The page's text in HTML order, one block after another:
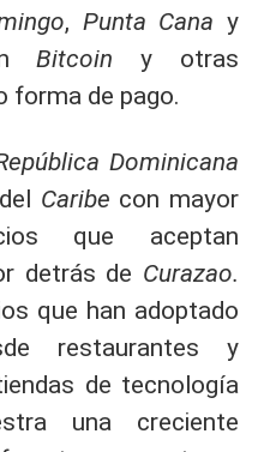
, Punta Cana y
Bitcoin y otras
forma de pago.
Dominicana
Caribe con mayor
que aceptan
detrás de Curazao.
que han adoptado
restaurantes y
de tecnología
una creciente